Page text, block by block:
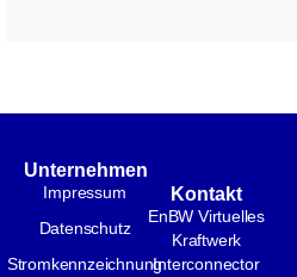
Unternehmen
Impressum
Datenschutz
Stromkennzeichnung
Kontakt
EnBW Virtuelles
Kraftwerk
Interconnector